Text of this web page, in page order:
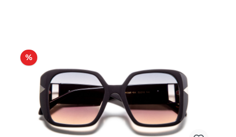
%Rabatt